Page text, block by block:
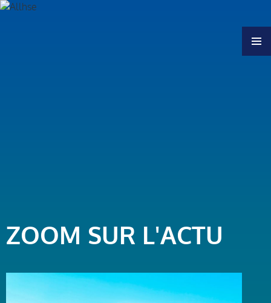
ZOOM SUR L'ACTU